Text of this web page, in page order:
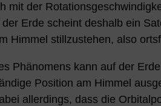
mit der
Erde scheint deshalb ein
Himmel stillzustehen, also
Phänomens kann auf der
Position am Himmel
allerdings, dass die